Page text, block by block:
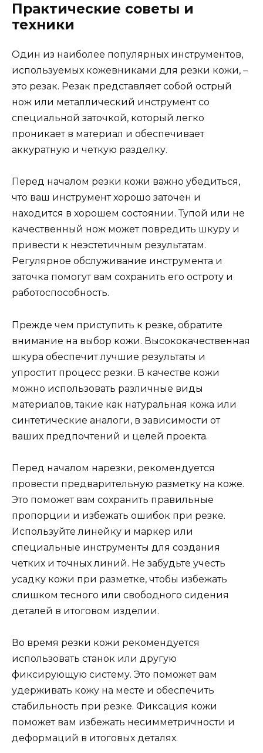
Практические советы и
техники
Один из наиболее популярных инструментов,
используемых кожевниками для резки кожи, –
это резак. Резак представляет собой острый
нож или металлический инструмент со
специальной заточкой, который легко
проникает в материал и обеспечивает
аккуратную и четкую разделку.
Перед началом резки кожи важно убедиться,
что ваш инструмент хорошо заточен и
находится в хорошем состоянии. Тупой или не
качественный нож может повредить шкуру и
привести к неэстетичным результатам.
Регулярное обслуживание инструмента и
заточка помогут вам сохранить его остроту и
работоспособность.
Прежде чем приступить к резке, обратите
внимание на выбор кожи. Высококачественная
шкура обеспечит лучшие результаты и
упростит процесс резки. В качестве кожи
можно использовать различные виды
материалов, такие как натуральная кожа или
синтетические аналоги, в зависимости от
ваших предпочтений и целей проекта.
Перед началом нарезки, рекомендуется
провести предварительную разметку на коже.
Это поможет вам сохранить правильные
пропорции и избежать ошибок при резке.
Используйте линейку и маркер или
специальные инструменты для создания
четких и точных линий. Не забудьте учесть
усадку кожи при разметке, чтобы избежать
слишком тесного или свободного сидения
деталей в итоговом изделии.
Во время резки кожи рекомендуется
использовать станок или другую
фиксирующую систему. Это поможет вам
удерживать кожу на месте и обеспечить
стабильность при резке. Фиксация кожи
поможет вам избежать несимметричности и
деформаций в итоговых деталях.